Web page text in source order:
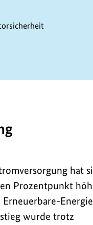
hat
Prozentpunkt
wurde trotz